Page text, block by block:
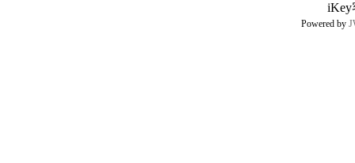
iKey
Powered by